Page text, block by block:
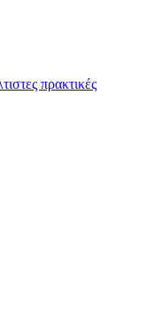
πρακτικές